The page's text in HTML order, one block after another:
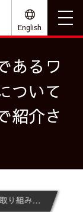
English
あるワ
ついて
紹介さ
ムサシのグループ会社であるワイヤード社の取り組みについて「日経クロステック」で紹介されました